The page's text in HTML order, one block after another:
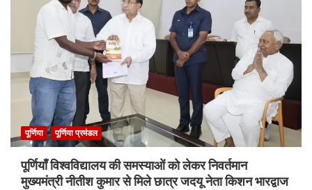
पूर्णिया पूर्णिया प्रमंडल
पूर्णियाँ विश्वविद्यालय की समस्याओं को लेकर निवर्तमान
मुख्यमंत्री नीतीश कुमार से मिले छात्र जदयू नेता किशन भारद्वाज